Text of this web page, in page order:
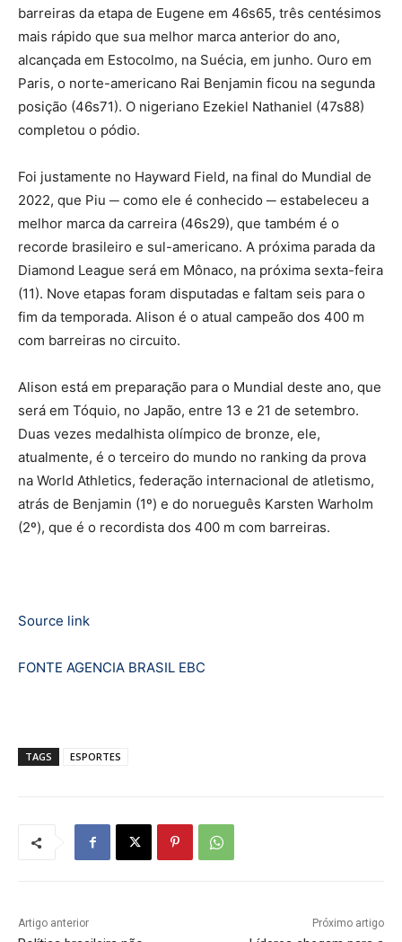
barreiras da etapa de Eugene em 46s65, três centésimos
mais rápido que sua melhor marca anterior do ano,
alcançada em Estocolmo, na Suécia, em junho. Ouro em
Paris, o norte-americano Rai Benjamin ficou na segunda
posição (46s71). O nigeriano Ezekiel Nathaniel (47s88)
completou o pódio.
Foi justamente no Hayward Field, na final do Mundial de
2022, que Piu ─ como ele é conhecido ─ estabeleceu a
melhor marca da carreira (46s29), que também é o
recorde brasileiro e sul-americano. A próxima parada da
Diamond League será em Mônaco, na próxima sexta-feira
(11). Nove etapas foram disputadas e faltam seis para o
fim da temporada. Alison é o atual campeão dos 400 m
com barreiras no circuito.
Alison está em preparação para o Mundial deste ano, que
será em Tóquio, no Japão, entre 13 e 21 de setembro.
Duas vezes medalhista olímpico de bronze, ele,
atualmente, é o terceiro do mundo no ranking da prova
na World Athletics, federação internacional de atletismo,
atrás de Benjamin (1º) e do norueguês Karsten Warholm
(2º), que é o recordista dos 400 m com barreiras.
Source link
FONTE AGENCIA BRASIL EBC
TAGS ESPORTES
Artigo anterior Próximo artigo